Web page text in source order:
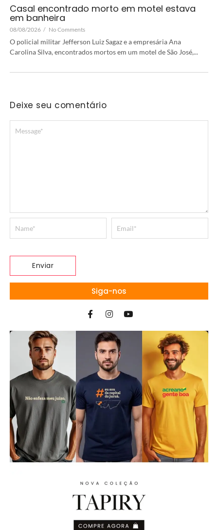
Casal encontrado morto em motel estava
em banheira
08/08/2026 / No Comments
O policial militar Jefferson Luiz Sagaz e a empresária Ana
Carolina Silva, encontrados mortos em um motel de São José,...
Deixe seu comentário
Siga-nos